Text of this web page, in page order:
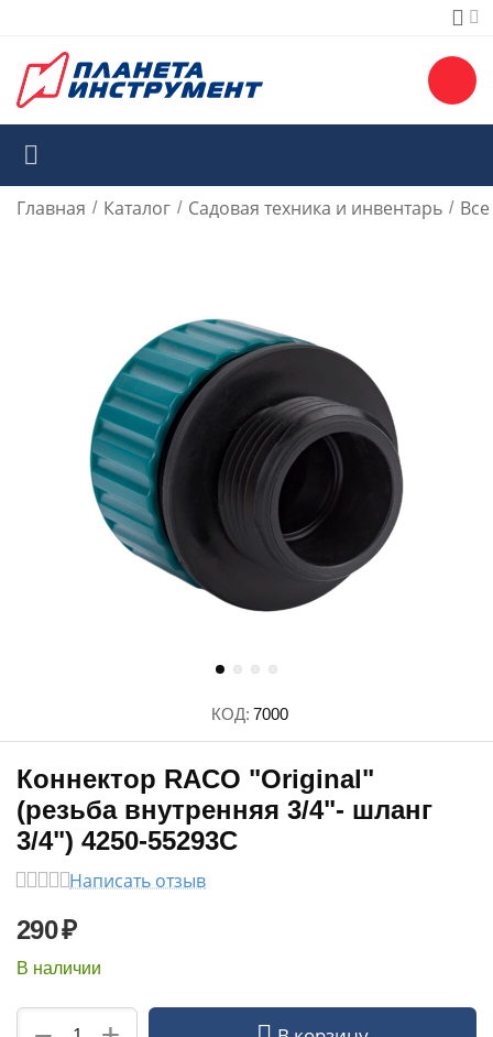
Главная / Каталог / Садовая техника и инвентарь /
КОД: 7000
Коннектор RACO "Original"
(резьба внутренняя 3/4"- шланг
3/4") 4250-55293C
Написать отзыв
290₽
В наличии